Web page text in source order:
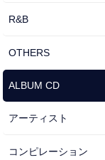
R&B
OTHERS
ALBUM CD
アーティスト
コンピレーション